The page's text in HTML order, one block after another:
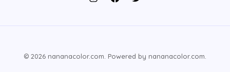
© 2026 nananacolor.com. Powered by nananacolor.com.